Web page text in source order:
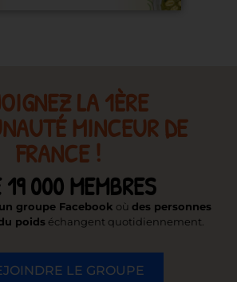
LA 1ÈRE
MINCEUR DE
FRANCE !
000 MEMBRES
un groupe Facebook où des personnes
poids échangent quotidiennement.
LE GROUPE